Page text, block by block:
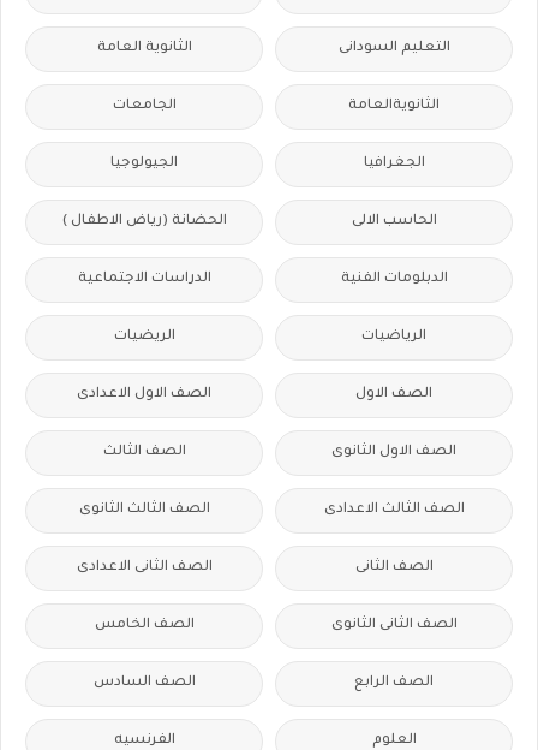
التعليم السودانى الثانوية العامة
الثانويةالعامة الجامعات
الجغرافيا الجيولوجيا
الحاسب الالى الحضانة (رياض الاطفال )
الدبلومات الفنية الدراسات الاجتماعية
الرياضيات الريضيات
الصف الاول الصف الاول الاعدادى
الصف الاول الثانوى الصف الثالث
الصف الثالث الاعدادى الصف الثالث الثانوى
الصف الثانى الصف الثانى الاعدادى
الصف الثانى الثانوى الصف الخامس
الصف الرابع الصف السادس
العلوم الفرنسيه